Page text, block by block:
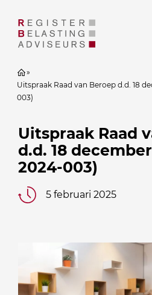
»
Uitspraak Raad van Beroep d.d. 18
003)
Uitspraak Raad
d.d. 18
2024-003)
5 februari 2025